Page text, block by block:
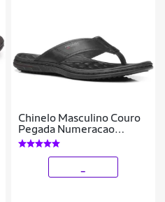
Chinelo Masculino Couro
Pegada Numeracao
Especial 45 Até 48